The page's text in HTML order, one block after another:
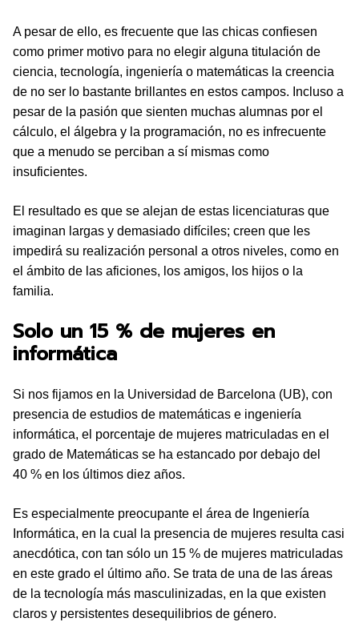
A pesar de ello, es frecuente que las chicas confiesen
como primer motivo para no elegir alguna titulación de
ciencia, tecnología, ingeniería o matemáticas la creencia
de no ser lo bastante brillantes en estos campos. Incluso a
pesar de la pasión que sienten muchas alumnas por el
cálculo, el álgebra y la programación, no es infrecuente
que a menudo se perciban a sí mismas como
insuficientes.
El resultado es que se alejan de estas licenciaturas que
imaginan largas y demasiado difíciles; creen que les
impedirá su realización personal a otros niveles, como en
el ámbito de las aficiones, los amigos, los hijos o la
familia.
Solo un 15 % de mujeres en
informática
Si nos fijamos en la Universidad de Barcelona (UB), con
presencia de estudios de matemáticas e ingeniería
informática, el porcentaje de mujeres matriculadas en el
grado de Matemáticas se ha estancado por debajo del
40 % en los últimos diez años.
Es especialmente preocupante el área de Ingeniería
Informática, en la cual la presencia de mujeres resulta casi
anecdótica, con tan sólo un 15 % de mujeres matriculadas
en este grado el último año. Se trata de una de las áreas
de la tecnología más masculinizadas, en la que existen
claros y persistentes desequilibrios de género.